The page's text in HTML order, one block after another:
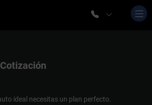
Cotización
ideal necesitas un plan perfecto.